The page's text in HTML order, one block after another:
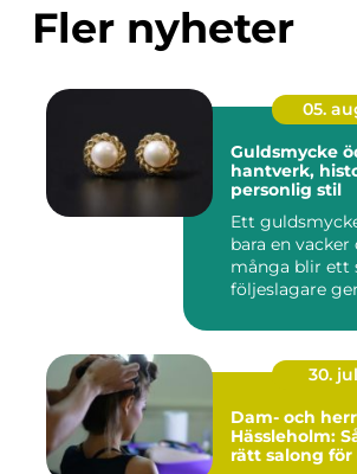
Fler nyheter
05.
Guldsmycke
hantverk,
personlig stil
Ett
bara en vacker
många blir ett
följeslagare
30. jul
Dam- och
Hässleholm:
rätt salong